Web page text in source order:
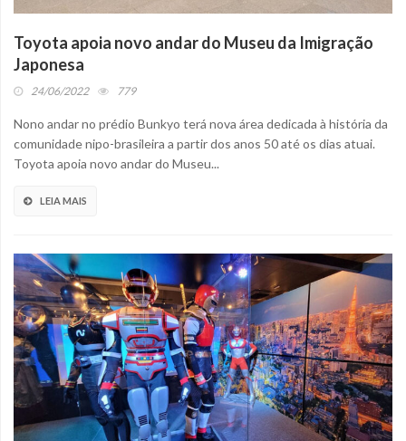
Toyota apoia novo andar do Museu da Imigração
Japonesa
24/06/2022 779
Nono andar no prédio Bunkyo terá nova área dedicada à história da
comunidade nipo-brasileira a partir dos anos 50 até os dias atuai.
Toyota apoia novo andar do Museu...
LEIA MAIS